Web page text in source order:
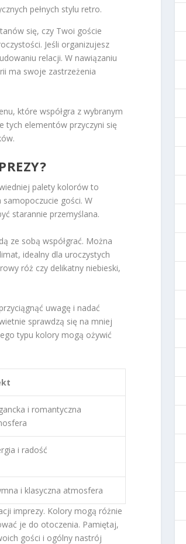
pełnych stylu retro.
się, czy Twoi goście
Jeśli organizujesz
relacji. W nawiązaniu
ma swoje zastrzeżenia
które współgra z wybranym
tych elementów przyczyni się
palety kolorów to
gości. W
starannie przemyślana.
ze sobą współgrać. Można
idealny dla uroczystych
róż czy delikatny niebieski,
uwagę i nadać
sprawdzą się na mniej
typu kolory mogą ożywić
i romantyczna
i radość
i klasyczna atmosfera
imprezy. Kolory mogą różnie
je do otoczenia. Pamiętaj,
gości i ogólny nastrój